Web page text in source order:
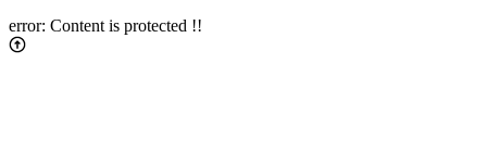
error: Content is protected !!